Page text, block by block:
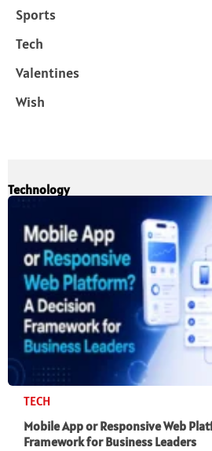
Sports
Tech
Valentines
Wish
Technology
TECH
Mobile App or Responsive Web
Framework for Business Leaders